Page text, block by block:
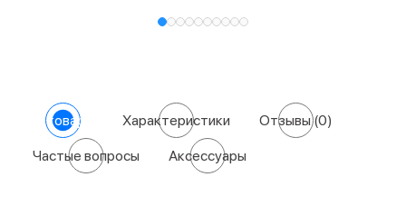
О товаре Характеристики Отзывы(0)
Частые вопросы Аксессуары